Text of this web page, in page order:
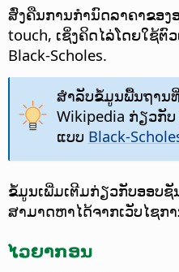
ສົ່ງຄືນການກຳນົດລາຄາຂອງ
touch, ເຊິ່ງຄິດໄລ່ໂດຍໃຊ້
Black-Scholes.
ສຳລັບຂໍ້ມູນພື້ນຖານ
Wikipedia ກ່ຽວກັບ
ແບບ Black-
ຂໍ້ມູນເພີ່ມເຕີມກ່ຽວກັບອອບ
ສາມາດຫາໄດ້ຈາກເວັບໄຊກາ
ໄວຍາກອນ